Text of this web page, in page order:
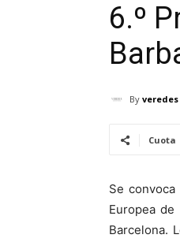
6.º
By veredes
Cuota
Se
Europea
Barcelona.